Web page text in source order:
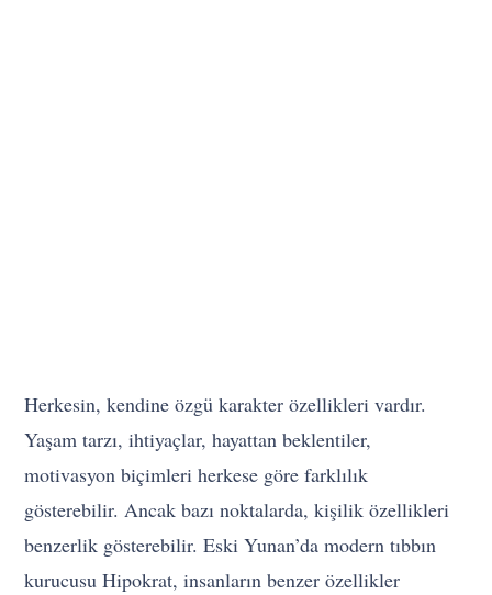
Herkesin, kendine özgü karakter özellikleri vardır.
Yaşam tarzı, ihtiyaçlar, hayattan beklentiler,
motivasyon biçimleri herkese göre farklılık
gösterebilir. Ancak bazı noktalarda, kişilik özellikleri
benzerlik gösterebilir. Eski Yunan’da modern tıbbın
kurucusu Hipokrat, insanların benzer özellikler